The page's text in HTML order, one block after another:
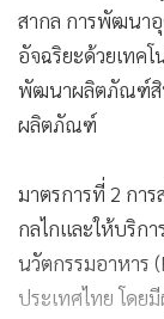
สากล การพัฒนาอุ
อัจฉริยะด้วยเทค
พัฒนาผลิตภัณฑ์สิน
ผลิตภัณฑ์
มาตรการที่ 2 การ
กลไกและให้บริก
นวัตกรรมอาหาร
ประเทศไทย โดย